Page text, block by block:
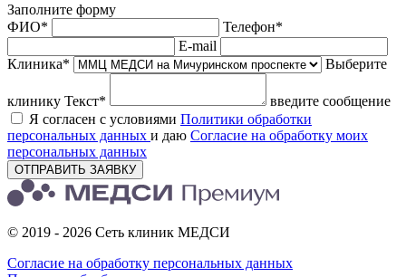
Заполните форму
ФИО*
Телефон*
E-mail
Клиника*
Выберите
клинику Текст*
введите сообщение
Я согласен с условиями Политики обработки
персональных данных и даю Согласие на обработку моих
персональных данных
ОТПРАВИТЬ ЗАЯВКУ
© 2019 - 2026 Сеть клиник МЕДСИ
Согласие на обработку персональных данных